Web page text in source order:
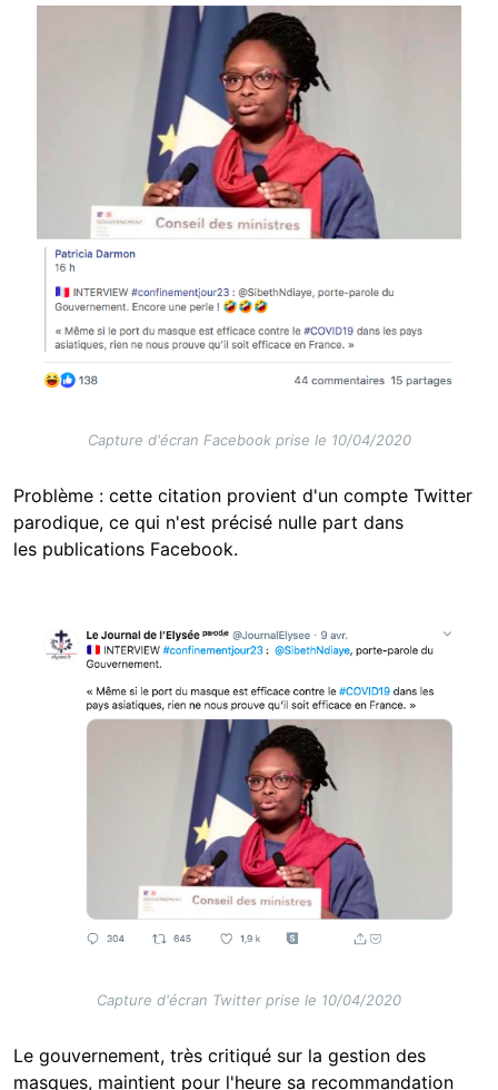
Capture d'écran Facebook prise le 10/04/2020
Problème : cette citation provient d'un compte Twitter
parodique, ce qui n'est précisé nulle part dans
les publications Facebook.
Image
Capture d'écran Twitter prise le 10/04/2020
Le gouvernement, très critiqué sur la gestion des
masques, maintient pour l'heure sa recommandation